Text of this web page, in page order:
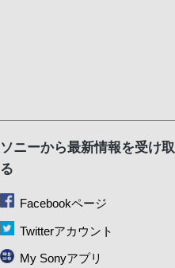
ソニーから最新情報を受け取
る
Facebookページ
Twitterアカウント
My Sonyアプリ